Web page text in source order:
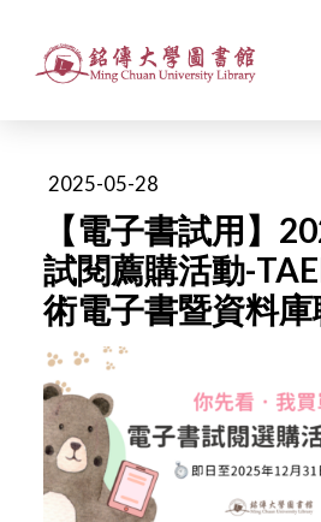
2025-05-28
【電子書試用】
試閱薦購活動-
術電子書暨資料庫